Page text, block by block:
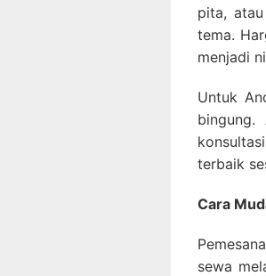
pita,
tema.
menjadi
Untuk
bingung.
terbaik
Cara
sewa